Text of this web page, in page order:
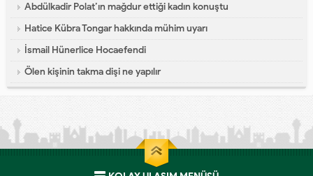
Abdülkadir Polat’ın mağdur ettiği kadın konuştu
Hatice Kübra Tongar hakkında mühim uyarı
İsmail Hünerlice Hocaefendi
Ölen kişinin takma dişi ne yapılır